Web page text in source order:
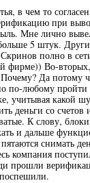
в чем то
при
Мне лично
5 штук.
полно в
фирме)) Во-
Да потому
по-любому
учитывая какой
деньги со
К слову,
и дальше
снимать
компания
прошли